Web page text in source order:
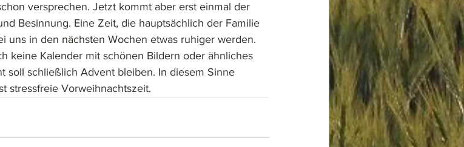
versprechen. Jetzt kommt aber erst einmal der
Besinnung. Eine Zeit, die hauptsächlich der Familie
uns in den nächsten Wochen etwas ruhiger werden.
keine Kalender mit schönen Bildern oder ähnliches
soll schließlich Advent bleiben. In diesem Sinne
stressfreie Vorweihnachtszeit.